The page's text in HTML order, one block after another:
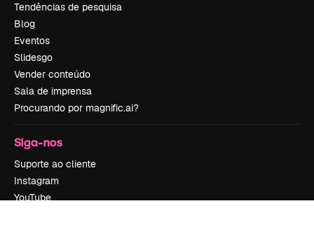
Tendências de pesquisa
Blog
Eventos
Slidesgo
Vender conteúdo
Sala de imprensa
Procurando por magnific.ai?
Siga-nos
Suporte ao cliente
Instagram
YouTube